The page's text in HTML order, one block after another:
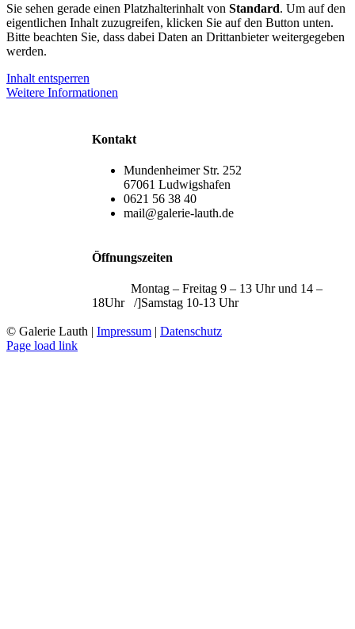
Sie sehen gerade einen Platzhalterinhalt von Standard. Um auf den
eigentlichen Inhalt zuzugreifen, klicken Sie auf den Button unten.
Bitte beachten Sie, dass dabei Daten an Drittanbieter weitergegeben
werden.
Inhalt entsperren
Weitere Informationen
Kontakt
Mundenheimer Str. 252
67061 Ludwigshafen
0621 56 38 40
mail@galerie-lauth.de
Öffnungszeiten
Montag – Freitag 9 – 13 Uhr und 14 –
18Uhr /]Samstag 10-13 Uhr
© Galerie Lauth | Impressum | Datenschutz
Page load link